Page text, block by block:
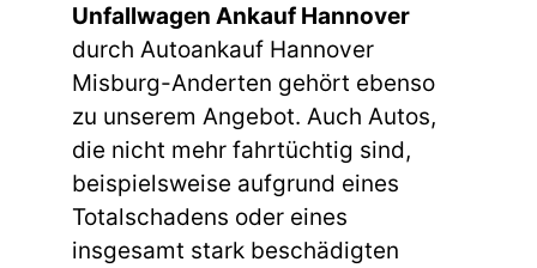
Unfallwagen Ankauf Hannover
durch Autoankauf Hannover
Misburg-Anderten gehört ebenso
zu unserem Angebot. Auch Autos,
die nicht mehr fahrtüchtig sind,
beispielsweise aufgrund eines
Totalschadens oder eines
insgesamt stark beschädigten